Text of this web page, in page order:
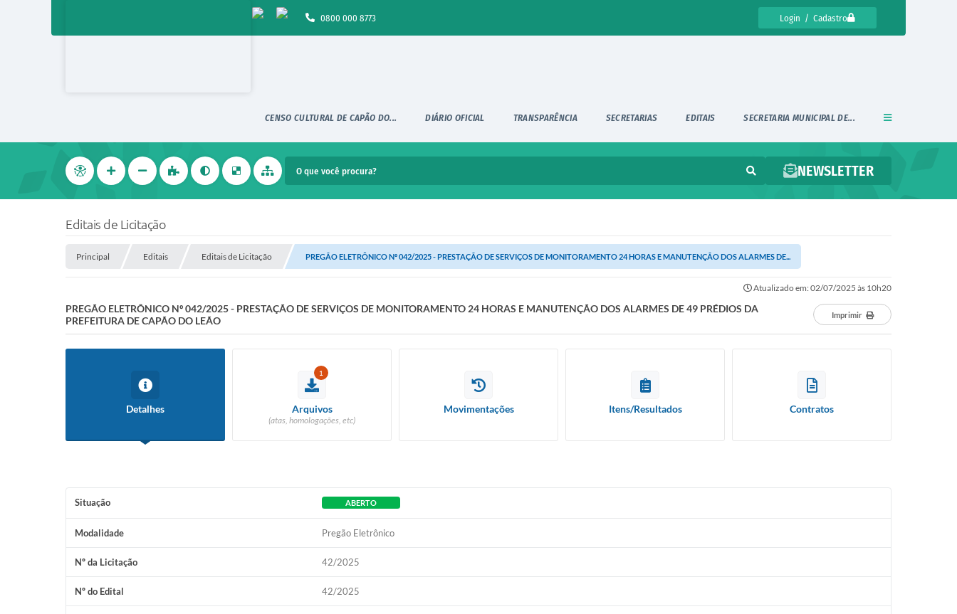
Login / Cadastro
0800 000 8773
CENSO CULTURAL DE CAPÃO DO... DIÁRIO OFICIAL TRANSPARÊNCIA SECRETARIAS EDITAIS SECRETARIA MUNICIPAL DE...
NEWSLETTER
Editais de Licitação
Principal Editais Editais de Licitação PREGÃO ELETRÔNICO Nº 042/2025 - PRESTAÇÃO DE SERVIÇOS DE MONITORAMENTO 24 HORAS E MANUTENÇÃO DOS ALARMES DE...
Atualizado em: 02/07/2025 às 10h20
PREGÃO ELETRÔNICO Nº 042/2025 - PRESTAÇÃO DE SERVIÇOS DE MONITORAMENTO 24 HORAS E MANUTENÇÃO DOS ALARMES DE 49 PRÉDIOS DA
PREFEITURA DE CAPÃO DO LEÃO
Imprimir
Detalhes
1
Arquivos
(atas, homologações, etc)
Movimentações Itens/Resultados Contratos
Situação ABERTO
Modalidade Pregão Eletrônico
Nº da Licitação 42/2025
Nº do Edital 42/2025